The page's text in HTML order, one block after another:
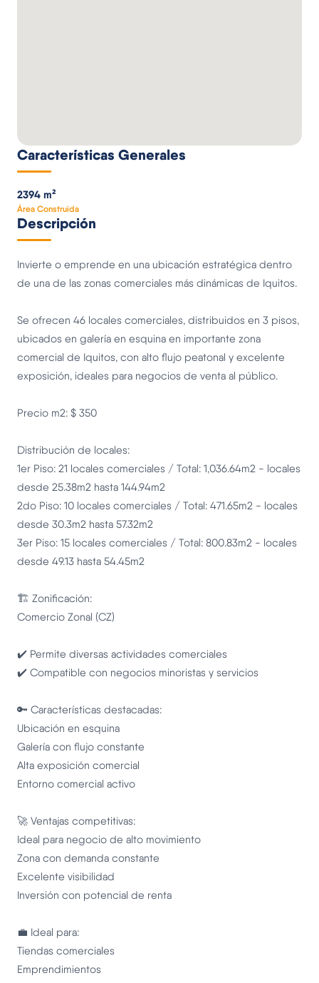
Características Generales
2394 m²
Área Construida
Descripción
Invierte o emprende en una ubicación estratégica dentro
de una de las zonas comerciales más dinámicas de Iquitos.
Se ofrecen 46 locales comerciales, distribuidos en 3 pisos,
ubicados en galería en esquina en importante zona
comercial de Iquitos, con alto flujo peatonal y excelente
exposición, ideales para negocios de venta al público.
Precio m2: $ 350
Distribución de locales:
1er Piso: 21 locales comerciales / Total: 1,036.64m2 - locales
desde 25.38m2 hasta 144.94m2
2do Piso: 10 locales comerciales / Total: 471.65m2 - locales
desde 30.3m2 hasta 57.32m2
3er Piso: 15 locales comerciales / Total: 800.83m2 - locales
desde 49.13 hasta 54.45m2
🏗️ Zonificación:
Comercio Zonal (CZ)
✔️ Permite diversas actividades comerciales
✔️ Compatible con negocios minoristas y servicios
🔑 Características destacadas:
Ubicación en esquina
Galería con flujo constante
Alta exposición comercial
Entorno comercial activo
🚀 Ventajas competitivas:
Ideal para negocio de alto movimiento
Zona con demanda constante
Excelente visibilidad
Inversión con potencial de renta
💼 Ideal para:
Tiendas comerciales
Emprendimientos